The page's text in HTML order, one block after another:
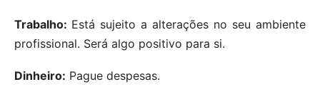
Trabalho: Está sujeito a alterações no seu ambiente
profissional. Será algo positivo para si.
Dinheiro: Pague despesas.